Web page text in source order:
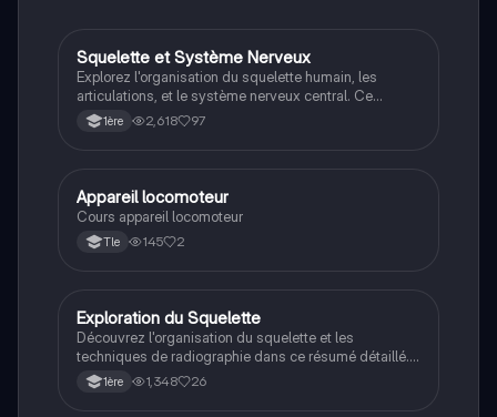
ST2S
Squelette et Système Nerveux
Explorez l'organisation du squelette humain, les
articulations, et le système nerveux central. Ce
résumé couvre la radiologie, les nerfs, les neurones, et
les atteintes de l'appareil locomoteur, essentiel pour
1ère 2,618 97
ST2S
Appareil locomoteur
Cours appareil locomoteur
Tle 145 2
SVT
Exploration du Squelette
Découvrez l'organisation du squelette et les
techniques de radiographie dans ce résumé détaillé.
Apprenez les concepts clés tels que les articulations,
l'arthrose, et les techniques d'imagerie médicale.
1ère 1,348 26